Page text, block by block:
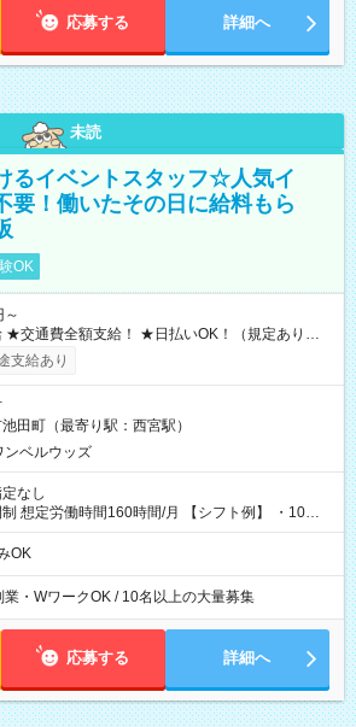
応募する 詳細へ
未読
るイベントスタッフ☆人気イ
要！働いたその日に給料もら
OK
～
┗
に現金GET♪ お仕事後はコンビニATMから 日払
支給あり
田町（最寄り駅：西宮駅）
ンベルウッズ
なし
働時間160時間/月 【シフト例】 ・10：
OK
業・WワークOK / 10名以上の大量募集
応募する 詳細へ